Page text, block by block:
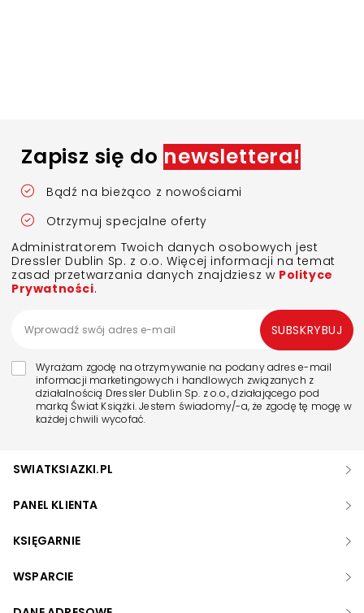
Zapisz się do newslettera!
Bądź na bieżąco z nowościami
Otrzymuj specjalne oferty
Administratorem Twoich danych osobowych jest
Dressler Dublin Sp. z o.o. Więcej informacji na temat
zasad przetwarzania danych znajdziesz w Polityce
Prywatności.
Wyrażam zgodę na otrzymywanie na podany adres e-mail
informacji marketingowych i handlowych związanych z
działalnością Dressler Dublin Sp. z o.o., działającego pod
marką Świat Książki. Jestem świadomy/-a, że zgodę tę mogę w
każdej chwili wycofać.
SUBSKRYBUJ
SWIATKSIAZKI.PL
PANEL KLIENTA
KSIĘGARNIE
WSPARCIE